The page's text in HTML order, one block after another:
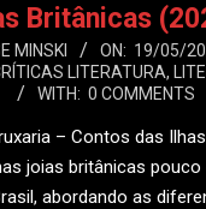
Britânicas
MINSKI ON: 19/05/
LITERATURA,
WITH: 0 COMMENTS
– Contos das
joias britânicas
abordando as